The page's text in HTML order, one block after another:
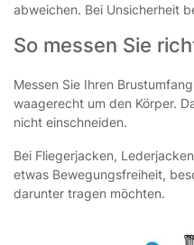
abweichen. Bei Unsicherheit
So messen Sie
Messen Sie Ihren
waagerecht um den Körper.
nicht einschneiden.
Bei Fliegerjacken,
etwas Bewegungsfreiheit,
darunter tragen möchten.